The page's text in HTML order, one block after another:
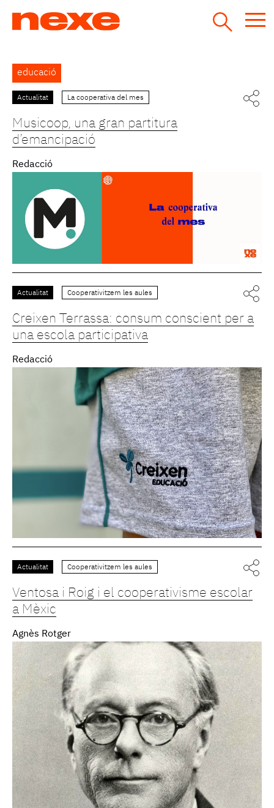
Back
to
top
educació
Actualitat La cooperativa del mes
Musicoop, una gran partitura
d’emancipació
Redacció
Actualitat Cooperativitzem les aules
Creixen Terrassa: consum conscient per a
una escola participativa
Redacció
Actualitat Cooperativitzem les aules
Ventosa i Roig i el cooperativisme escolar
a Mèxic
Agnès Rotger
Pàgines